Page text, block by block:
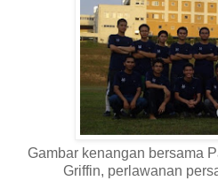
Gambar kenangan bersama
Griffin, perlawanan